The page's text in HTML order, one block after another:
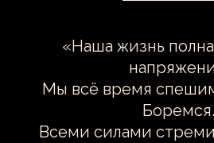
«Наша жизнь
Мы всё время
Боремся.
Всеми силами